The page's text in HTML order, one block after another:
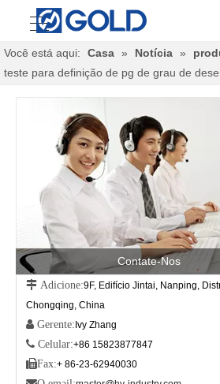
Você está aqui: Casa » Notícia »
teste para definição de pg de grau de
Contate-Nos
 Adicione:9F, Edifício Jintai, Nanping,
Chongqing, China
 Gerente: Ivy Zhang
 Celular:+86 15823877847
Fax:+ 86-23-62940030